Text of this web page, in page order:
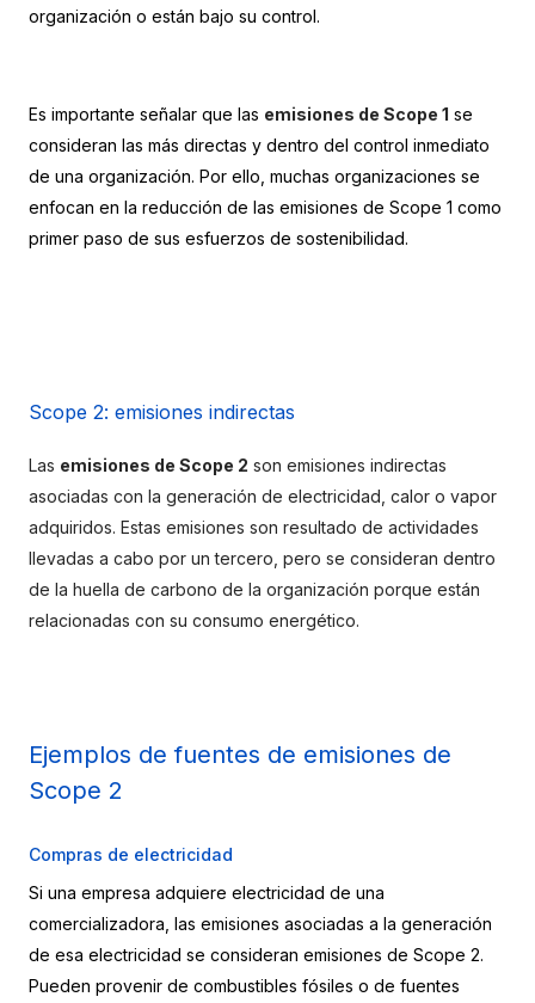
organización o están bajo su control.
Es importante señalar que las emisiones de Scope 1 se
consideran las más directas y dentro del control inmediato
de una organización. Por ello, muchas organizaciones se
enfocan en la reducción de las emisiones de Scope 1 como
primer paso de sus esfuerzos de sostenibilidad.
Scope 2: emisiones indirectas
Las emisiones de Scope 2 son emisiones indirectas
asociadas con la generación de electricidad, calor o vapor
adquiridos. Estas emisiones son resultado de actividades
llevadas a cabo por un tercero, pero se consideran dentro
de la huella de carbono de la organización porque están
relacionadas con su consumo energético.
Ejemplos de fuentes de emisiones de
Scope 2
Compras de electricidad
Si una empresa adquiere electricidad de una
comercializadora, las emisiones asociadas a la generación
de esa electricidad se consideran emisiones de Scope 2.
Pueden provenir de combustibles fósiles o de fuentes